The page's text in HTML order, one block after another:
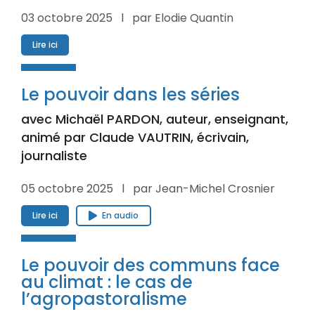
03 octobre 2025 l par Elodie Quantin
Lire ici
Le pouvoir dans les séries
avec Michaël PARDON, auteur, enseignant,
animé par Claude VAUTRIN, écrivain,
journaliste
05 octobre 2025 l par Jean-Michel Crosnier
Lire ici En audio
Le pouvoir des communs face
au climat : le cas de
l’agropastoralisme